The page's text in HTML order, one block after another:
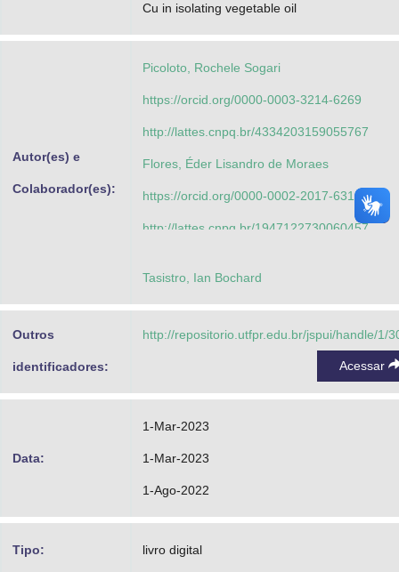
Cu in isolating vegetable oil
Autor(es) e
Colaborador(es):
Picoloto, Rochele Sogari
https://orcid.org/0000-0003-3214-6269
http://lattes.cnpq.br/4334203159055767
Flores, Éder Lisandro de Moraes
https://orcid.org/0000-0002-2017-6316
http://lattes.cnpq.br/1947122730060457
http://lattes.cnpq.br/2736165376661797
Flores, Éder Lisandro de Moraes
https://orcid.org/0000-0002-2017-6316
http://lattes.cnpq.br/1947122730060457
Silva, Jussiane Souza da
Tasistro, Ian Bochard
Outros
identificadores:
http://repositorio.utfpr.edu.br/jspui/handle/1/
Acessar
Data:
1-Mar-2023
1-Mar-2023
1-Ago-2022
Tipo: livro digital